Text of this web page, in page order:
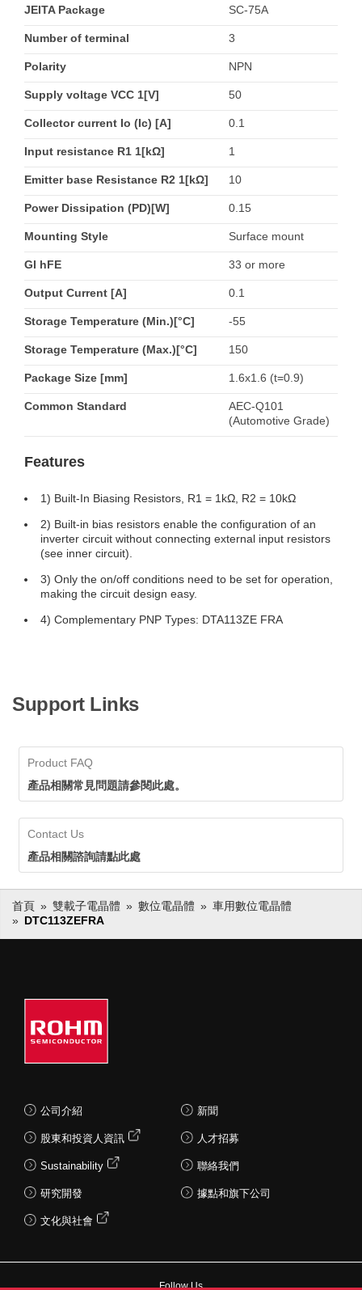
JEITA Package SC-75A
Number of terminal 3
Polarity NPN
Supply voltage VCC 1[V] 50
Collector current Io (Ic) [A] 0.1
Input resistance R1 1[kΩ] 1
Emitter base Resistance R2 1[kΩ] 10
Power Dissipation (PD)[W] 0.15
Mounting Style Surface mount
GI hFE 33 or more
Output Current [A] 0.1
Storage Temperature (Min.)[°C] -55
Storage Temperature (Max.)[°C] 150
Package Size [mm] 1.6x1.6 (t=0.9)
Common Standard
AEC-Q101
(Automotive Grade)
Features
1) Built-In Biasing Resistors, R1 = 1kΩ, R2 = 10kΩ
2) Built-in bias resistors enable the configuration of an
inverter circuit without connecting external input resistors
(see inner circuit).
3) Only the on/off conditions need to be set for operation,
making the circuit design easy.
4) Complementary PNP Types: DTA113ZE FRA
Support Links
Product FAQ
產品相關常見問題請參閱此處。
Contact Us
產品相關諮詢請點此處
首頁 雙載子電晶體 數位電晶體
車用數位電晶體
DTC113ZEFRA
公司介紹
股東和投資人資訊
Sustainability
研究開發
文化與社會
新聞
人才招募
聯絡我們
據點和旗下公司
Follow Us